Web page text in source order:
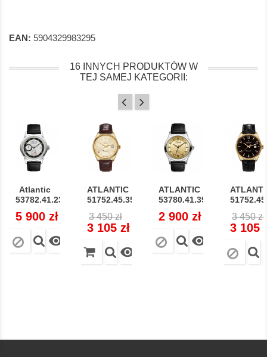
EAN: 5904329983295
16 INNYCH PRODUKTÓW W
TEJ SAMEJ KATEGORII:
Atlantic
53782.41.23...
Cena
5 900 zł

ATLANTIC
51752.45.35G
Cena
regularna
3 450 zł
3 105 zł

ATLANTIC
53780.41.39BK...
Cena
2 900 zł

Cena
3 450 zł
3 105